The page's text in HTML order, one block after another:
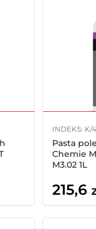
INDEKS: K/
Pasta
Chemie
M3.02 1L
215,6